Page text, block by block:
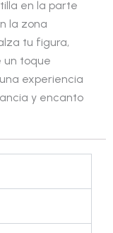
en la parte
la zona
tu figura,
un toque
experiencia
y encanto